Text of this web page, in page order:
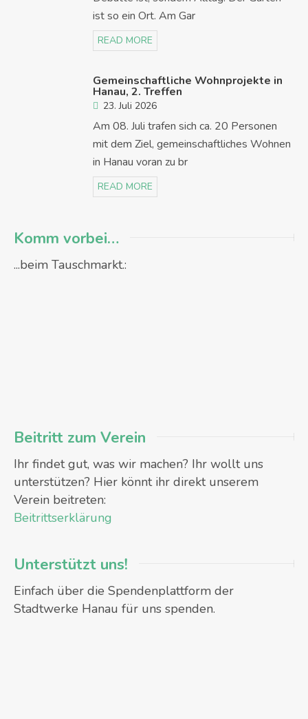
ist so ein Ort. Am Gar
READ MORE
Gemeinschaftliche Wohnprojekte in
Hanau, 2. Treffen
23. Juli 2026
Am 08. Juli trafen sich ca. 20 Personen
mit dem Ziel, gemeinschaftliches Wohnen
in Hanau voran zu br
READ MORE
Komm vorbei…
...beim Tauschmarkt.:
Beitritt zum Verein
Ihr findet gut, was wir machen? Ihr wollt uns
unterstützen? Hier könnt ihr direkt unserem
Verein beitreten:
Beitrittserklärung
Unterstützt uns!
Einfach über die Spendenplattform der
Stadtwerke Hanau für uns spenden.